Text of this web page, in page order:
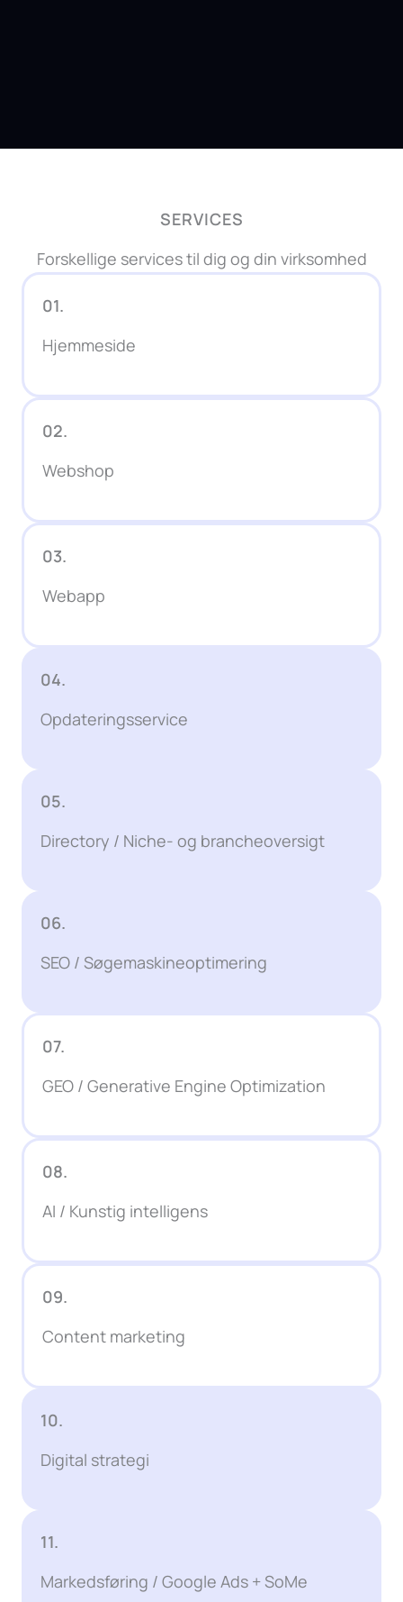
SERVICES
Forskellige services til dig og din virksomhed
01.
Hjemmeside
02.
Webshop
03.
Webapp
04.
Opdateringsservice
05.
Directory / Niche- og brancheoversigt
06.
SEO / Søgemaskineoptimering
07.
GEO / Generative Engine Optimization
08.
AI / Kunstig intelligens
09.
Content marketing
10.
Digital strategi
11.
Markedsføring / Google Ads + SoMe